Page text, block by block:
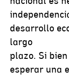
desarrollo
largo
plazo. Si
esperar una